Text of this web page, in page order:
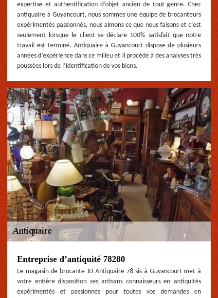
expertise et authentification d’objet ancien de tout genre. Chez
antiquaire à Guyancourt, nous sommes une équipe de brocanteurs
expérimentés passionnés, nous aimons ce que nous faisons et c’est
seulement lorsque le client se déclare 100% satisfait que notre
travail est terminé. Antiquaire à Guyancourt dispose de plusieurs
années d’expérience dans ce milieu et il procède à des analyses très
poussées lors de l’identification de vos biens.
Entreprise d’antiquité 78280
Le magasin de brocante JD Antiquaire 78 sis à Guyancourt met à
votre entière disposition ses artisans connaisseurs en antiquités
expérimentés et passionnés pour toutes vos demandes en